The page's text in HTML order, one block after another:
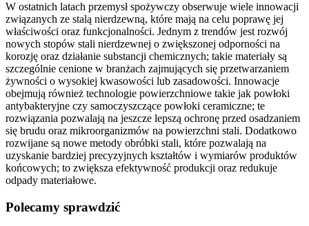
W ostatnich latach przemysł spożywczy obserwuje wiele innowacji
związanych ze stalą nierdzewną, które mają na celu poprawę jej
właściwości oraz funkcjonalności. Jednym z trendów jest rozwój
nowych stopów stali nierdzewnej o zwiększonej odporności na
korozję oraz działanie substancji chemicznych; takie materiały są
szczególnie cenione w branżach zajmujących się przetwarzaniem
żywności o wysokiej kwasowości lub zasadowości. Innowacje
obejmują również technologie powierzchniowe takie jak powłoki
antybakteryjne czy samoczyszczące powłoki ceramiczne; te
rozwiązania pozwalają na jeszcze lepszą ochronę przed osadzaniem
się brudu oraz mikroorganizmów na powierzchni stali. Dodatkowo
rozwijane są nowe metody obróbki stali, które pozwalają na
uzyskanie bardziej precyzyjnych kształtów i wymiarów produktów
końcowych; to zwiększa efektywność produkcji oraz redukuje
odpady materiałowe.
Polecamy sprawdzić